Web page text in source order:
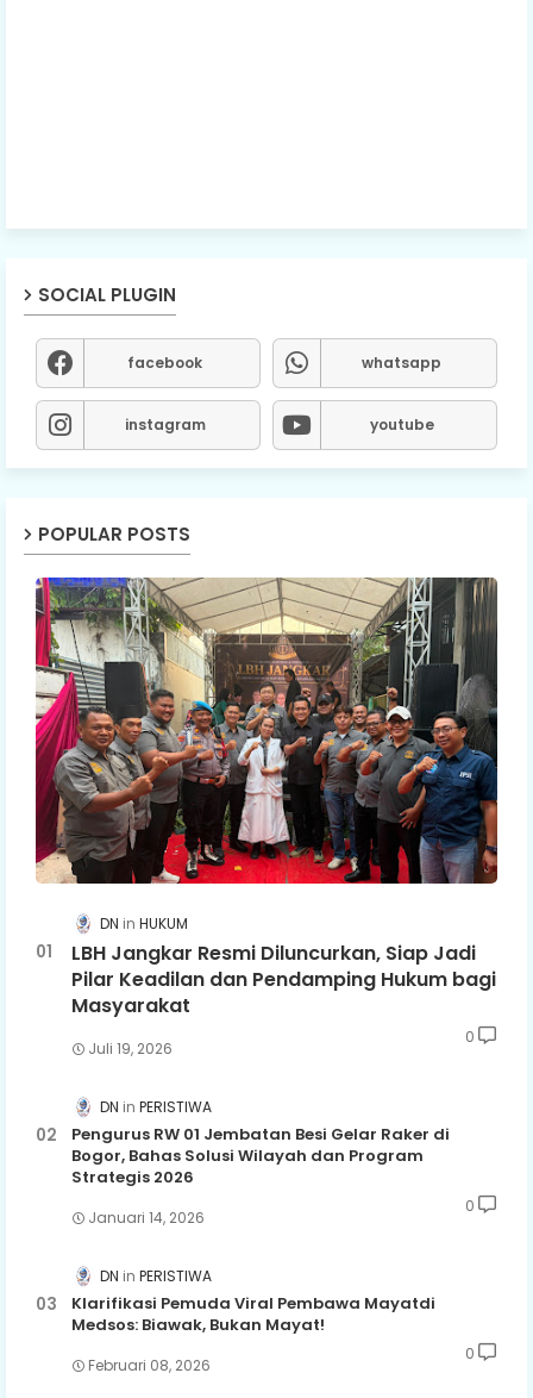
SOCIAL PLUGIN
facebook whatsapp
instagram youtube
POPULAR POSTS
DN HUKUM
LBH Jangkar Resmi Diluncurkan, Siap Jadi
Pilar Keadilan dan Pendamping Hukum bagi
Masyarakat
Juli 19, 2026
0
DN PERISTIWA
Pengurus RW 01 Jembatan Besi Gelar Raker di
Bogor, Bahas Solusi Wilayah dan Program
Strategis 2026
Januari 14, 2026
0
DN PERISTIWA
Klarifikasi Pemuda Viral Pembawa Mayatdi
Medsos: Biawak, Bukan Mayat!
Februari 08, 2026
0